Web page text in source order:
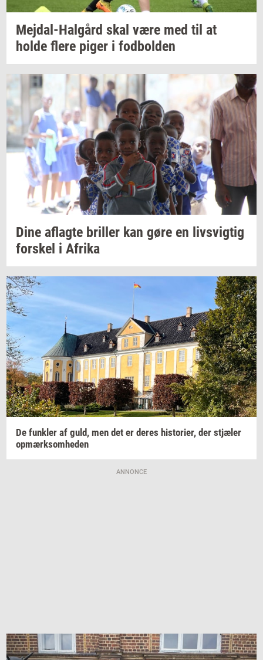
Mejdal-​Halgård skal være med til at
holde flere piger i fod­bol­den
Dine af­lag­te bril­ler kan gøre en livsvig­tig
for­skel i Afri­ka
De funk­ler af guld, men det er deres hi­sto­ri­er, der stjæ­ler
op­mærk­som­he­den
ANNONCE